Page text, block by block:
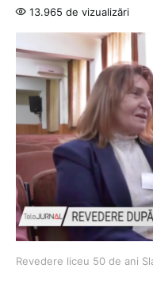
13.965 de vizualizări
Revedere liceu 50 de ani